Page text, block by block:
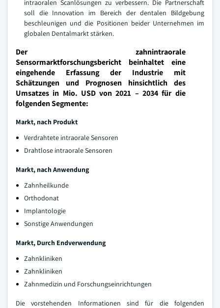
intraoralen Scanlösungen zu verbessern. Die Partnerschaft
soll die Innovation im Bereich der dentalen Bildgebung
beschleunigen und die Positionen beider Unternehmen im
globalen Dentalmarkt stärken.
Der zahnintraorale
Sensormarktforschungsbericht beinhaltet eine
eingehende Erfassung der Industrie mit
Schätzungen und Prognosen hinsichtlich des
Umsatzes in Mio. USD von 2021 – 2034 für die
folgenden Segmente:
Markt, nach Produkt
Verdrahtete intraorale Sensoren
Drahtlose intraorale Sensoren
Markt, nach Anwendung
Zahnheilkunde
Orthodonat
Implantologie
Sonstige Anwendungen
Markt, Durch Endverwendung
Zahnkliniken
Zahnkliniken
Zahnmedizin und Forschungseinrichtungen
Die vorstehenden Informationen sind für die folgenden